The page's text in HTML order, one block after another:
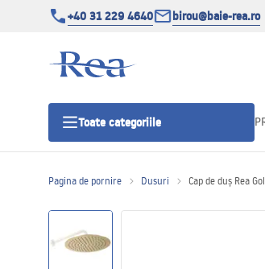
+40 31 229 4640 birou@baie-rea.ro
Toate categoriile
Usi pentru cabine de dus
Pagina de pornire Dusuri Cap de duș Rea